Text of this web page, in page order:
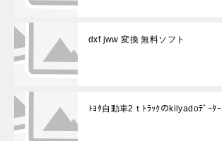
dxf jww 変換 無料ソフト
ﾄﾖﾀ自動車2ｔﾄﾗｯｸのkilyadoﾃﾞｰﾀｰ